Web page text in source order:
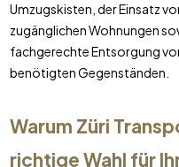
Umzugskisten, der Einsatz
zugänglichen Wohnungen
fachgerechte Entsorgung
benötigten Gegenständen.
Warum Züri
richtige Wahl für